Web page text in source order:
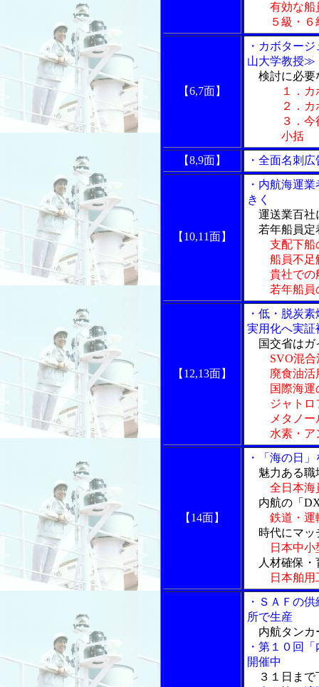
有効な船
５級・６
【6,7面】
・カボター
山大学教授≫
検討に必要
１．
２．カボ
３．今後
小括
【8,9面】
・全面名刺広
【10,11面】
・内航海運
きく
運送業百社
若年船員定
支配下船
船員不足
貴社での
若年船員
【12,13面】
・低・脱炭
実用化へ実証
国交省はガ
SVO混
廃食油活用
国際海運の
ジャトロフ
メタノール
水素・アン
【14面】
・「海の日
魅力ある職
全日本海
内航の「
鉄道・運
時代にマッ
日本中
人材確保・
日本舶
・ＳＡＦの
所で生産
内航タンカ
・第１０回
開催中
３１日まで